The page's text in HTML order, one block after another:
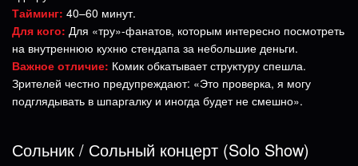
Тайминг: 40–60 минут.
Для кого: Для «тру»-фанатов, которым интересно посмотреть
на внутреннюю кухню стендапа за небольшие деньги.
Важное отличие: Комик обкатывает структуру спешла.
Зрителей честно предупреждают: «Это проверка, я могу
подглядывать в шпаргалку и иногда будет не смешно».
Сольник / Сольный концерт (Solo Show)